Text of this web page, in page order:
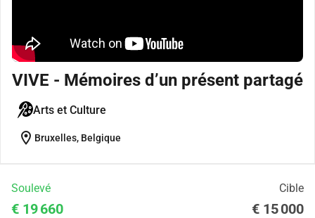
VIVE - Mémoires d’un présent partagé
Arts et Culture
location_on Bruxelles, Belgique
Soulevé Cible
€ 19 660 € 15 000